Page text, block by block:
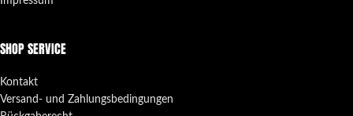
SHOP SERVICE
Kontakt
Versand- und Zahlungsbedingungen